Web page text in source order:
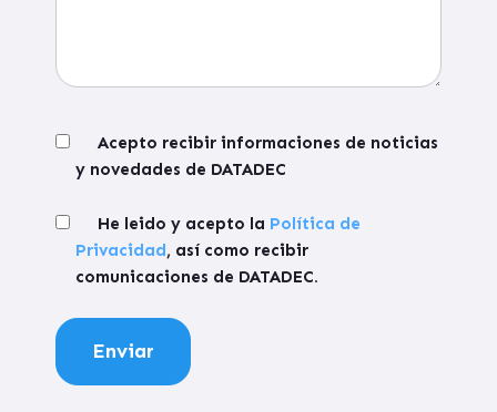
Acepto recibir informaciones de noticias
y novedades de DATADEC
He leido y acepto la Política de
Privacidad, así como recibir
comunicaciones de DATADEC.